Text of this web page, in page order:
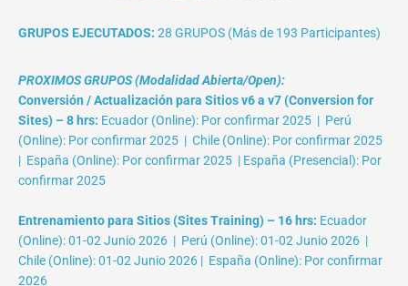
GRUPOS EJECUTADOS: 28 GRUPOS (Más de 193 Participantes)
PROXIMOS GRUPOS (Modalidad Abierta/Open):
Conversión / Actualización para Sitios v6 a v7 (Conversion for
Sites) – 8 hrs: Ecuador (Online): Por confirmar 2025 | Perú
(Online): Por confirmar 2025 | Chile (Online): Por confirmar 2025
| España (Online): Por confirmar 2025 | España (Presencial): Por
confirmar 2025
Entrenamiento para Sitios (Sites Training) – 16 hrs: Ecuador
(Online): 01-02 Junio 2026 | Perú (Online): 01-02 Junio 2026 |
Chile (Online): 01-02 Junio 2026 | España (Online): Por confirmar
2026